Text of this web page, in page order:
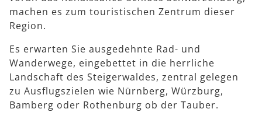
machen es zum touristischen Zentrum dieser
Region.
Es erwarten Sie ausgedehnte Rad- und
Wanderwege, eingebettet in die herrliche
Landschaft des Steigerwaldes, zentral gelegen
zu Ausflugszielen wie Nürnberg, Würzburg,
Bamberg oder Rothenburg ob der Tauber.